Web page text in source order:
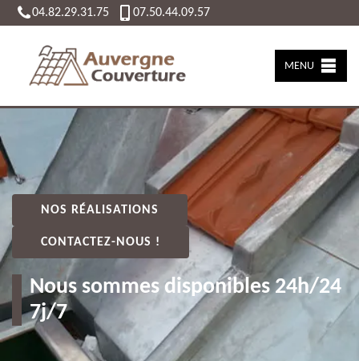
04.82.29.31.75 07.50.44.09.57
MENU
NOS RÉALISATIONS
CONTACTEZ-NOUS !
Nous sommes disponibles 24h/24
7j/7